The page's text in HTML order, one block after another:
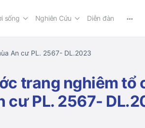
sống Nghiên Cứu Diễn đàn
An cư PL. 2567- DL.2023
trang nghiêm tổ
cư PL. 2567-